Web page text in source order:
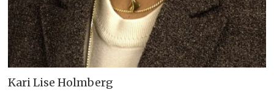
Kari Lise Holmberg